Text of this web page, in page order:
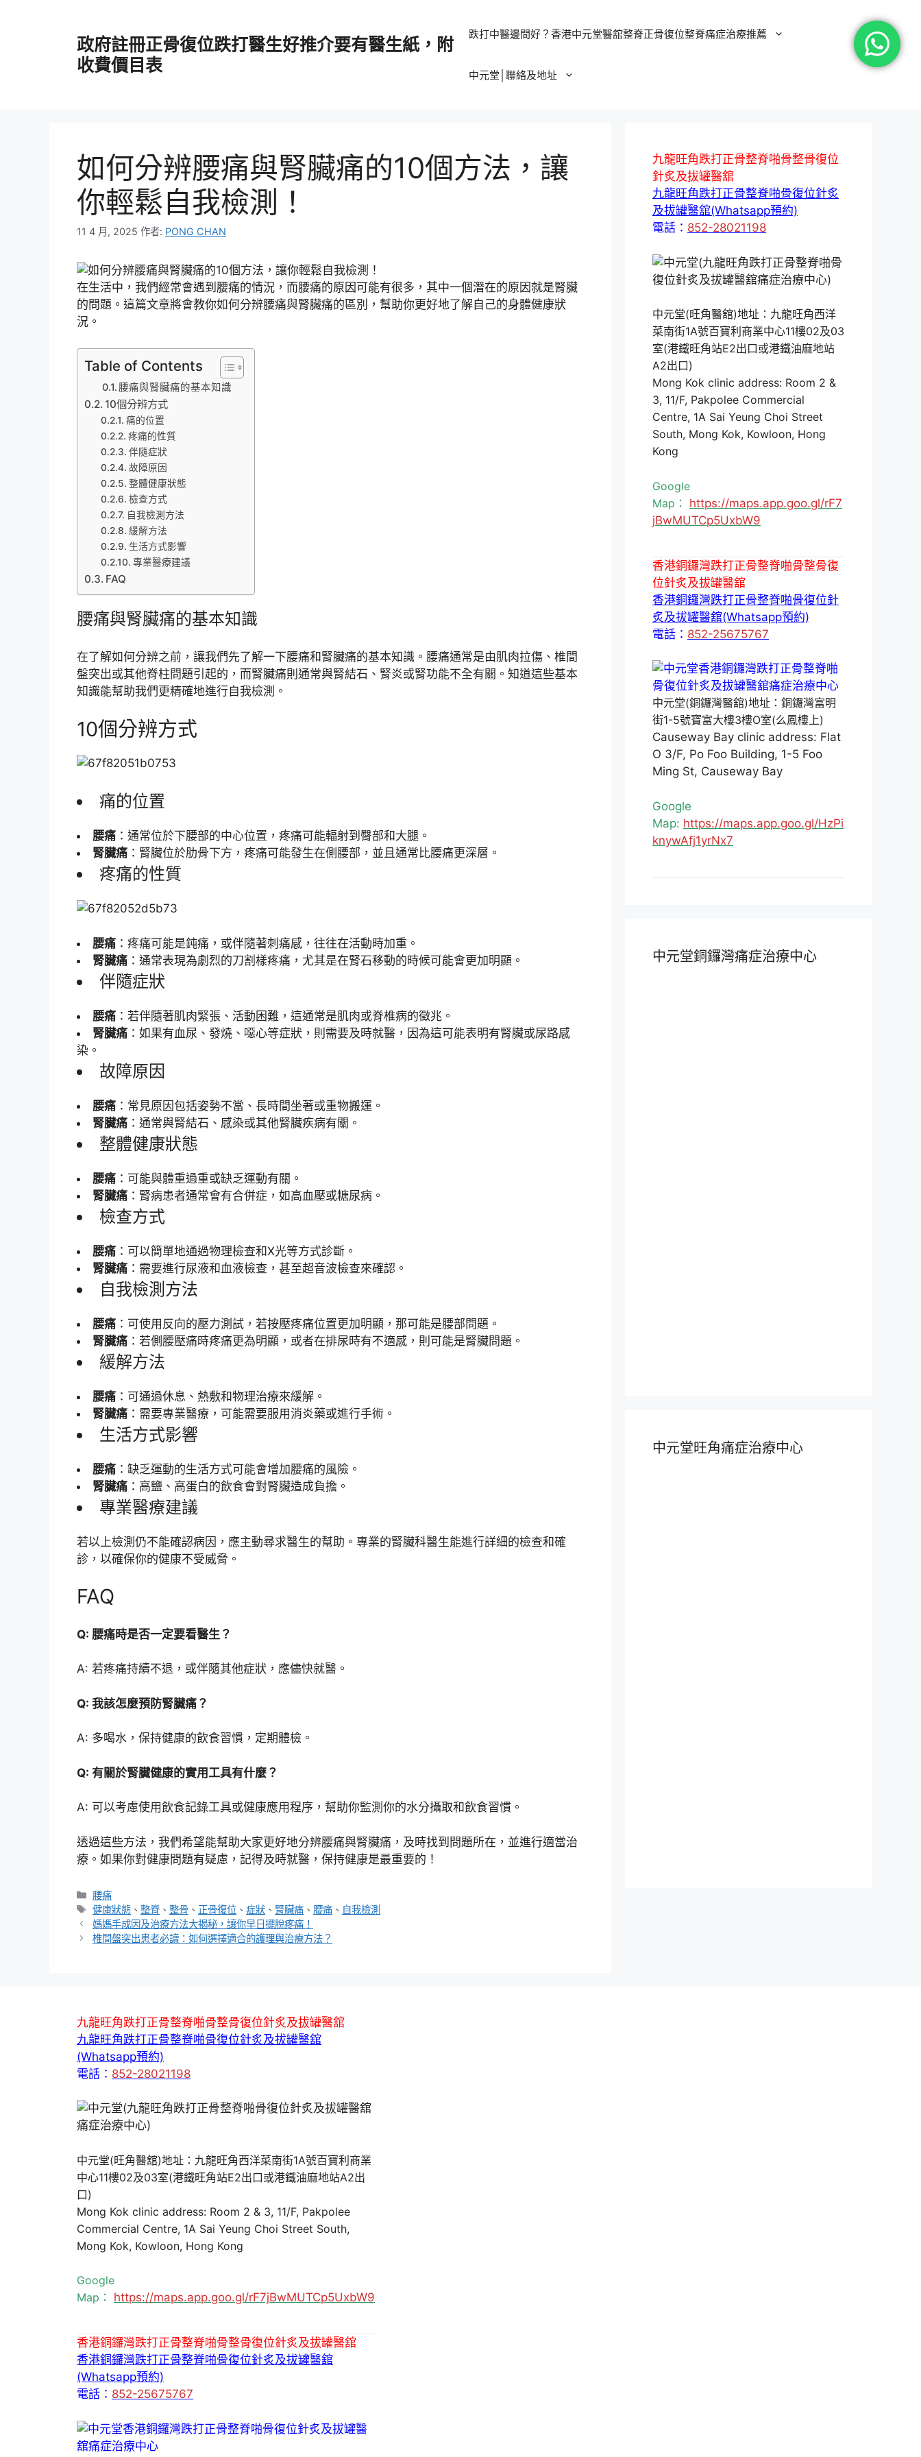
政府註冊正骨復位跌打醫生好推介要有醫生紙，附
收費價目表
跌打中醫邊間好？香港中元堂醫舘整脊正骨復位整脊痛症治療推薦
中元堂│聯絡及地址
如何分辨腰痛與腎臟痛的10個方法，讓
你輕鬆自我檢測！
11 4 月, 2025 作者: PONG CHAN
在生活中，我們經常會遇到腰痛的情況，而腰痛的原因可能有很多，其中一個潛在的原因就是腎臟
的問題。這篇文章將會教你如何分辨腰痛與腎臟痛的區別，幫助你更好地了解自己的身體健康狀
況。
Table of Contents
腰痛與腎臟痛的基本知識
10個分辨方式
痛的位置
疼痛的性質
伴隨症狀
故障原因
整體健康狀態
檢查方式
自我檢測方法
緩解方法
生活方式影響
專業醫療建議
FAQ
腰痛與腎臟痛的基本知識
在了解如何分辨之前，讓我們先了解一下腰痛和腎臟痛的基本知識。腰痛通常是由肌肉拉傷、椎間
盤突出或其他脊柱問題引起的，而腎臟痛則通常與腎結石、腎炎或腎功能不全有關。知道這些基本
知識能幫助我們更精確地進行自我檢測。
10個分辨方式
痛的位置
腰痛 ：通常位於下腰部的中心位置，疼痛可能輻射到臀部和大腿。
腎臟痛 ：腎臟位於肋骨下方，疼痛可能發生在側腰部，並且通常比腰痛更深層。
疼痛的性質
腰痛 ：疼痛可能是鈍痛，或伴隨著刺痛感，往往在活動時加重。
腎臟痛 ：通常表現為劇烈的刀割樣疼痛，尤其是在腎石移動的時候可能會更加明顯。
伴隨症狀
腰痛 ：若伴隨著肌肉緊張、活動困難，這通常是肌肉或脊椎病的徵兆。
腎臟痛 ：如果有血尿、發燒、噁心等症狀，則需要及時就醫，因為這可能表明有腎臟或尿路感
染。
故障原因
腰痛 ：常見原因包括姿勢不當、長時間坐著或重物搬運。
腎臟痛 ：通常與腎結石、感染或其他腎臟疾病有關。
整體健康狀態
腰痛 ：可能與體重過重或缺乏運動有關。
腎臟痛 ：腎病患者通常會有合併症，如高血壓或糖尿病。
檢查方式
腰痛 ：可以簡單地通過物理檢查和X光等方式診斷。
腎臟痛 ：需要進行尿液和血液檢查，甚至超音波檢查來確認。
自我檢測方法
腰痛 ：可使用反向的壓力測試，若按壓疼痛位置更加明顯，那可能是腰部問題。
腎臟痛 ：若側腰壓痛時疼痛更為明顯，或者在排尿時有不適感，則可能是腎臟問題。
緩解方法
腰痛 ：可通過休息、熱敷和物理治療來緩解。
腎臟痛 ：需要專業醫療，可能需要服用消炎藥或進行手術。
生活方式影響
腰痛 ：缺乏運動的生活方式可能會增加腰痛的風險。
腎臟痛 ：高鹽、高蛋白的飲食會對腎臟造成負擔。
專業醫療建議
若以上檢測仍不能確認病因，應主動尋求醫生的幫助。專業的腎臟科醫生能進行詳細的檢查和確
診，以確保你的健康不受威脅。
FAQ
Q: 腰痛時是否一定要看醫生？
A: 若疼痛持續不退，或伴隨其他症狀，應儘快就醫。
Q: 我該怎麼預防腎臟痛？
A: 多喝水，保持健康的飲食習慣，定期體檢。
Q: 有關於腎臟健康的實用工具有什麼？
A: 可以考慮使用飲食記錄工具或健康應用程序，幫助你監測你的水分攝取和飲食習慣。
透過這些方法，我們希望能幫助大家更好地分辨腰痛與腎臟痛，及時找到問題所在，並進行適當治
療。如果你對健康問題有疑慮，記得及時就醫，保持健康是最重要的！
分
類
腰痛
標
籤
健康狀態 、整脊 、整骨 、 正骨復位 、症狀 、 腎臟痛 、 腰痛 、 自我檢測
媽媽手成因及治療方法大揭秘，讓你早日擺脫疼痛！
椎間盤突出患者必讀：如何選擇適合的護理與治療方法？
九龍旺角跌打正骨整脊啪骨整骨復位
針炙及拔罐醫舘
九龍旺角跌打正骨整脊啪骨復位針炙
及拔罐醫舘(Whatsapp預約)
電話： 852-28021198
中元堂(旺角醫舘)地址：九龍旺角西洋
菜南街1A號百寶利商業中心11樓02及03
室(港鐵旺角站E2出口或港鐵油麻地站
A2出口)
Mong Kok clinic address: Room 2 &
3, 11/F, Pakpolee Commercial
Centre, 1A Sai Yeung Choi Street
South, Mong Kok, Kowloon, Hong
Kong
Google
Map： https://maps.app.goo.gl/rF7
jBwMUTCp5UxbW9
香港銅鑼灣跌打正骨整脊啪骨整骨復
位針炙及拔罐醫舘
香港銅鑼灣跌打正骨整脊啪骨復位針
炙及拔罐醫舘(Whatsapp預約)
電話： 852-25675767
中元堂(銅鑼灣醫舘)地址：銅鑼灣富明
街1-5號寶富大樓3樓O室(么鳳樓上)
Causeway Bay clinic address: Flat
O 3/F, Po Foo Building, 1-5 Foo
Ming St, Causeway Bay
Google
Map: https://maps.app.goo.gl/HzPi
knywAfj1yrNx7
中元堂銅鑼灣痛症治療中心
中元堂旺角痛症治療中心
九龍旺角跌打正骨整脊啪骨整骨復位針炙及拔罐醫舘
九龍旺角跌打正骨整脊啪骨復位針炙及拔罐醫舘
(Whatsapp預約)
電話： 852-28021198
中元堂(旺角醫舘)地址：九龍旺角西洋菜南街1A號百寶利商業
中心11樓02及03室(港鐵旺角站E2出口或港鐵油麻地站A2出
口)
Mong Kok clinic address: Room 2 & 3, 11/F, Pakpolee
Commercial Centre, 1A Sai Yeung Choi Street South,
Mong Kok, Kowloon, Hong Kong
Google
Map： https://maps.app.goo.gl/rF7jBwMUTCp5UxbW9
香港銅鑼灣跌打正骨整脊啪骨整骨復位針炙及拔罐醫舘
香港銅鑼灣跌打正骨整脊啪骨復位針炙及拔罐醫舘
(Whatsapp預約)
電話： 852-25675767